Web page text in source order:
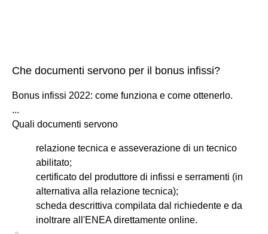
Che documenti servono per il bonus infissi?
Bonus infissi 2022: come funziona e come ottenerlo.
...
Quali documenti servono
relazione tecnica e asseverazione di un tecnico
abilitato;
certificato del produttore di infissi e serramenti (in
alternativa alla relazione tecnica);
scheda descrittiva compilata dal richiedente e da
inoltrare all'ENEA direttamente online.